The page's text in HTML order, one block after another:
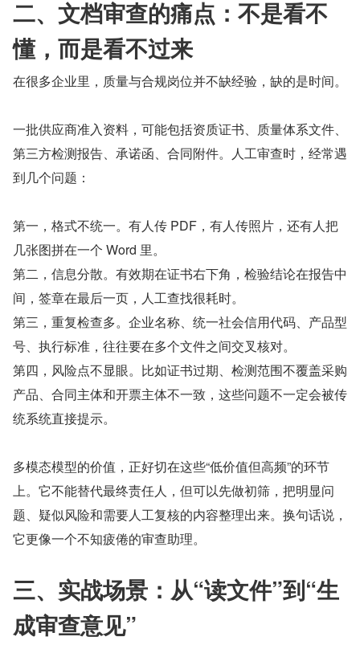
二、文档审查的痛点：不是看不
懂，而是看不过来
在很多企业里，质量与合规岗位并不缺经验，缺的是时间。
一批供应商准入资料，可能包括资质证书、质量体系文件、
第三方检测报告、承诺函、合同附件。人工审查时，经常遇
到几个问题：
第一，格式不统一。有人传 PDF，有人传照片，还有人把
几张图拼在一个 Word 里。
第二，信息分散。有效期在证书右下角，检验结论在报告中
间，签章在最后一页，人工查找很耗时。
第三，重复检查多。企业名称、统一社会信用代码、产品型
号、执行标准，往往要在多个文件之间交叉核对。
第四，风险点不显眼。比如证书过期、检测范围不覆盖采购
产品、合同主体和开票主体不一致，这些问题不一定会被传
统系统直接提示。
多模态模型的价值，正好切在这些“低价值但高频”的环节
上。它不能替代最终责任人，但可以先做初筛，把明显问
题、疑似风险和需要人工复核的内容整理出来。换句话说，
它更像一个不知疲倦的审查助理。
三、实战场景：从“读文件”到“生
成审查意见”